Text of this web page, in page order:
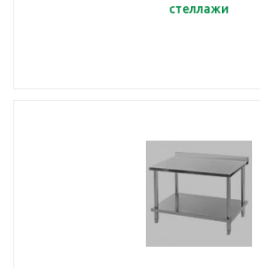
стеллажи